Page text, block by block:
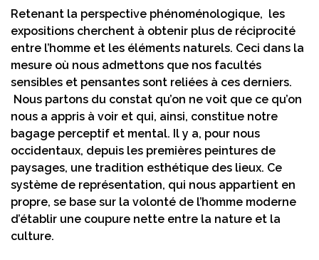
Retenant la perspective phénoménologique, les
expositions cherchent à obtenir plus de réciprocité
entre l’homme et les éléments naturels. Ceci dans la
mesure où nous admettons que nos facultés
sensibles et pensantes sont reliées à ces derniers.
Nous partons du constat qu’on ne voit que ce qu’on
nous a appris à voir et qui, ainsi, constitue notre
bagage perceptif et mental. Il y a, pour nous
occidentaux, depuis les premières peintures de
paysages, une tradition esthétique des lieux. Ce
système de représentation, qui nous appartient en
propre, se base sur la volonté de l’homme moderne
d’établir une coupure nette entre la nature et la
culture.